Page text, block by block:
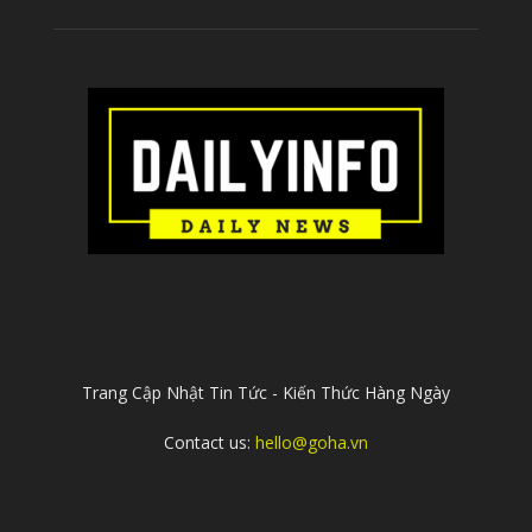
Trang Cập Nhật Tin Tức - Kiến Thức Hàng Ngày
Contact us: hello@goha.vn